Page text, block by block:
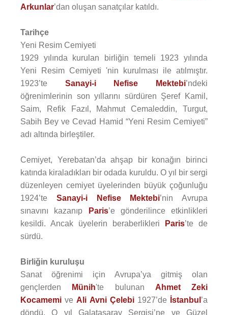
Arkunlar’dan oluşan sanatçılar katıldı.
Tarihçe
Yeni Resim Cemiyeti
1929 yılında kurulan birliğin temeli 1923 yılında
Yeni Resim Cemiyeti 'nin kurulması ile atılmıştır.
1923’te Sanayi-i Nefise Mektebi’ndeki
öğrenimlerinin son yıllarını sürdüren Şeref Kamil,
Saim, Refik Fazıl, Mahmut Cemaleddin, Turgut,
Sabih Bey ve Cevad Hamid “Yeni Resim Cemiyeti”
adı altında birleştiler.
Cemiyet, Yerebatan’da ahşap bir konağın birinci
katında kiraladıkları bir odada kuruldu. O yıl bir sergi
düzenleyen cemiyet üyelerinden büyük çoğunluğu
1924’te Sanayi-i Nefise Mektebi’nin Avrupa
sınavını kazanıp
Paris’e gönderilince etkinlikleri
kesildi. Ancak üyelerin beraberlikleri
Paris’te de
sürdü.
Birliğin kuruluşu
Sanat öğrenimi için Avrupa’ya gitmiş olan
gençlerden
Münih'te bulunan Ahmet Zeki
Kocamemi veAli Avni Çelebi1927’de İstanbul ’a
döndü. O yıl Galatasaray Sergisi’ne ve Güzel